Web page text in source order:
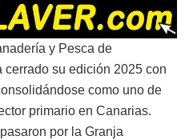
y Pesca de
cerrado su edición 2025 con
como uno de
primario en Canarias.
pasaron por la Granja